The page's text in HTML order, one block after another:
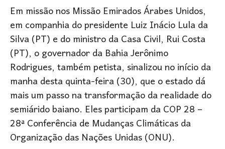
Em missão nos Missão Emirados Árabes Unidos,
em companhia do presidente Luiz Inácio Lula da
Silva (PT) e do ministro da Casa Civil, Rui Costa
(PT), o governador da Bahia Jerônimo
Rodrigues, também petista, sinalizou no início da
manha desta quinta-feira (30), que o estado dá
mais um passo na transformação da realidade do
semiárido baiano. Eles participam da COP 28 –
28ª Conferência de Mudanças Climáticas da
Organização das Nações Unidas (ONU).